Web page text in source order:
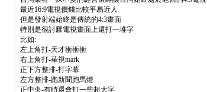
最近16:9電視價錢比較平易近人
但是發射端始終是傳統的4:3畫面
特別是很討厭電視畫面上還打一堆字
比如:
左上角打-天才衝衝衝
右上角打-華視mark
正下方整排-打字幕
左方整排-跑新聞跑馬燈
正中央-有時還會打一些超大字